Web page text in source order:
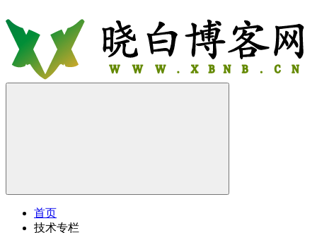
首页
技术专栏